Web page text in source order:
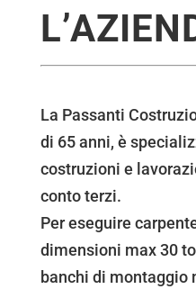
La Passanti
di 65 anni, è
costruzioni e
conto terzi.
Per eseguire
dimensioni max 30
banchi di montaggio